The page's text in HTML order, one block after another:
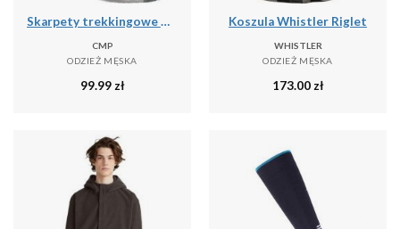
Skarpety trekkingowe CMP WOOL MID
CMP
ODZIEŻ MĘSKA
99.99 zł
Koszula Whistler Riglet
WHISTLER
ODZIEŻ MĘSKA
173.00 zł